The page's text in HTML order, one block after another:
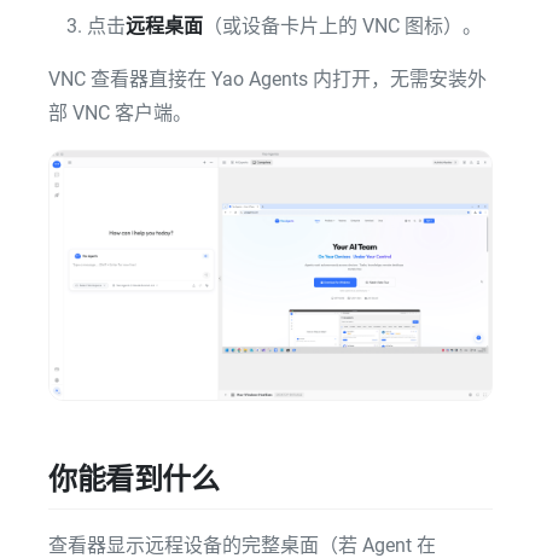
点击远程桌面 （或设备卡片上的 VNC 图标）。
VNC 查看器直接在 Yao Agents 内打开，无需安装外
部 VNC 客户端。
你能看到什么
查看器显示远程设备的完整桌面（若 Agent 在